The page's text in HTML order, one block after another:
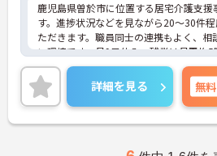
鹿児島県曽於市に位置する居宅介護支援
す。進捗状況などを見ながら20～30件
ただきます。職員同士の連携もよく、相
い環境です。月9日休み、残業は月平均5
少なく、プライベートとの両立もしやす
興味のある方には、面接対策ポイントな
詳細をお話しいたしますのでお気軽にご
い！
詳細を見る 無料